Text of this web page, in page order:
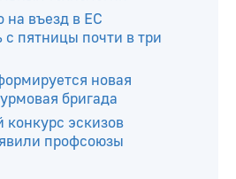
еще пять
Академию
технологий
на въезд в ЕС
пятницы почти в три